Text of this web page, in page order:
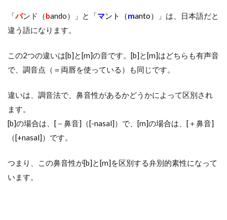
「バンド（bando）」と「マント（manto）
」は、日本語だと
違う語になります。
この2つの違いは[b]と[m]の音です。[b]と[m]はどちらも有声音
で、調音点（＝両唇を使っている）も同じです。
違いは、調音法で、鼻音性があるかどうかによって区別され
ます。
[b]の場合は、[－鼻音]（[-nasal]）で、[m]の場合は、[＋鼻音]
（[+nasal]）です。
つまり、この鼻音性が[b]と[m]を区別する弁別的素性になって
います。